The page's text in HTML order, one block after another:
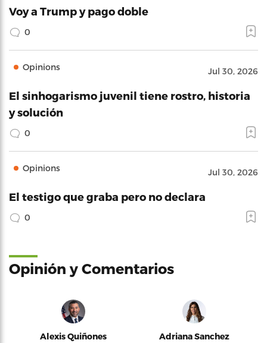
Voy a Trump y pago doble
0
Opinions Jul 30, 2026
El sinhogarismo juvenil tiene rostro, historia
y solución
0
Opinions Jul 30, 2026
El testigo que graba pero no declara
0
Opinión y Comentarios
Alexis Quiñones Adriana Sanchez